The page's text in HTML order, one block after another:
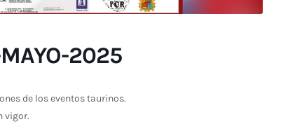
2025
de los eventos taurinos.
vigor.